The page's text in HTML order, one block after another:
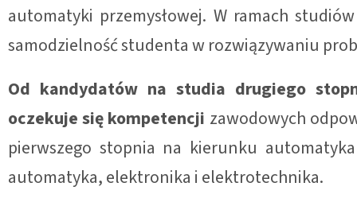
automatyki przemysłowej. W ramach
samodzielność studenta w rozwiązywaniu
Od kandydatów na studia drugiego
oczekuje się kompetencji zawodowych
pierwszego stopnia na kierunku
automatyka, elektronika i elektrotechnika.